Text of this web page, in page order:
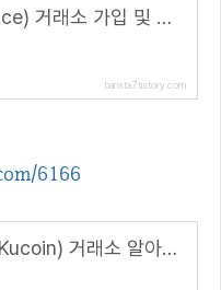
바이낸스(Binance) 거래소 가입 및 신원인증(KYC) 방법( 래퍼럴 코드 : CPA_00BAM2V9FZ )
barista7.tistory.com
6166
앱테크, 쿠코인(Kucoin) 거래소 알아보기( 추천코드 : rPY5AQ3 )